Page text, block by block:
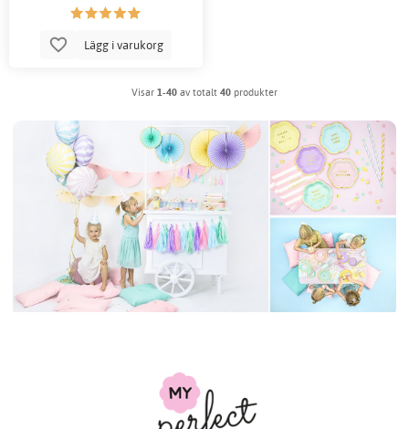
Lägg i varukorg
Visar 1-40 av totalt 40 produkter